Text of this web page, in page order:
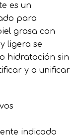
es un
para
grasa con
ligera se
hidratación sin
y a unificar
indicado